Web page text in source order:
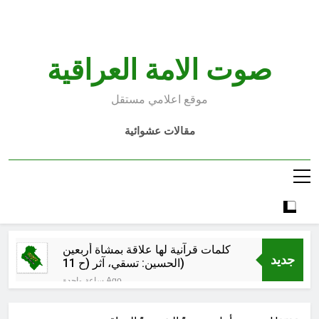
صوت الامة العراقية
موقع اعلامي مستقل
مقالات عشوائية
جديد
كلمات قرآنية لها علاقة بمشاة أربعين
الحسين: تسقي، آثر (ح 11)
ساعة واحدة Ago